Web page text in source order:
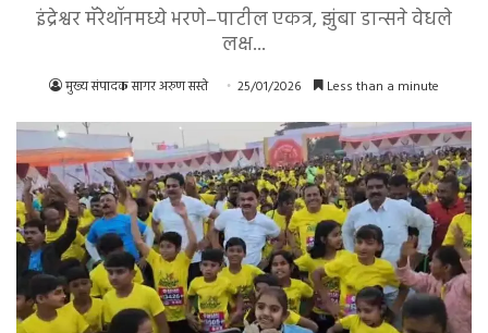
इंद्रेश्वर मॅरेथॉनमध्ये भरणे–पाटील एकत्र, झुंबा डान्सने वेधले
लक्ष...
मुख्य संपादक सागर अरुण सस्ते 25/01/2026 Less than a minute